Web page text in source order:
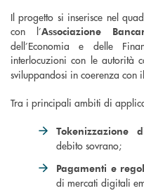
Il progetto si inserisce nel
con l’Associazione
dell’Economia e delle
interlocuzioni con le autorità
sviluppandosi in coerenza con
Tra i principali ambiti di
Tokenizzazione
debito sovrano;
Pagamenti e
di mercati digitali